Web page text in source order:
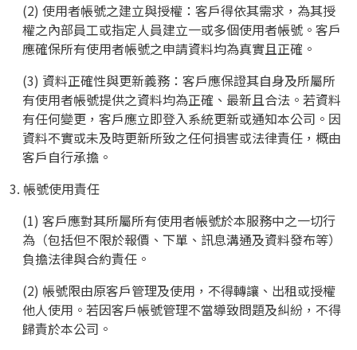
(2) 使用者帳號之建立與授權：客戶得依其需求，為其授
權之內部員工或指定人員建立一或多個使用者帳號。客戶
應確保所有使用者帳號之申請資料均為真實且正確。
(3) 資料正確性與更新義務：客戶應保證其自身及所屬所
有使用者帳號提供之資料均為正確、最新且合法。若資料
有任何變更，客戶應立即登入系統更新或通知本公司。因
資料不實或未及時更新所致之任何損害或法律責任，概由
客戶自行承擔。
3. 帳號使用責任
(1) 客戶應對其所屬所有使用者帳號於本服務中之一切行
為（包括但不限於報價、下單、訊息溝通及資料發布等）
負擔法律與合約責任。
(2) 帳號限由原客戶管理及使用，不得轉讓、出租或授權
他人使用。若因客戶帳號管理不當導致問題及糾紛，不得
歸責於本公司。